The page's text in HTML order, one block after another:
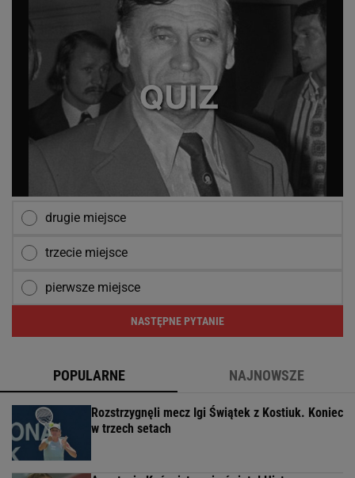
drugie miejsce
trzecie miejsce
pierwsze miejsce
NASTĘPNE PYTANIE
POPULARNE NAJNOWSZE
Rozstrzygnęli mecz Igi Świątek z Kostiuk. Koniec
w trzech setach